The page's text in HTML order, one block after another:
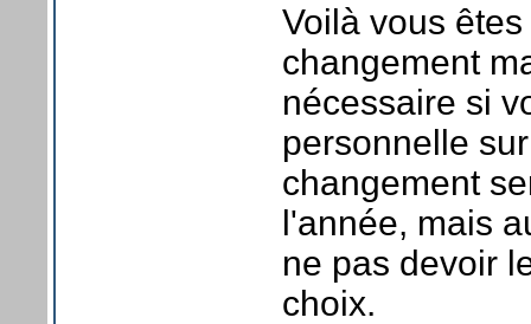
Voilà vous
changement
nécessaire si
personnelle
changement
l'année, mais
ne pas devoir
choix.